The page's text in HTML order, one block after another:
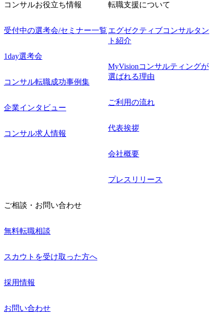
コンサルお役立ち情報
受付中の選考会/セミナー一覧
1day選考会
コンサル転職成功事例集
企業インタビュー
コンサル求人情報
転職支援について
エグゼクティブコンサルタン
ト紹介
MyVisionコンサルティングが
選ばれる理由
ご利用の流れ
代表挨拶
会社概要
プレスリリース
ご相談・お問い合わせ
無料転職相談
スカウトを受け取った方へ
採用情報
お問い合わせ